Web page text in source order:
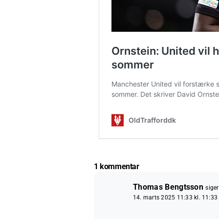
1 kommentar
Thomas Bengtsson
14. marts 2025 11:33 kl. 11:33